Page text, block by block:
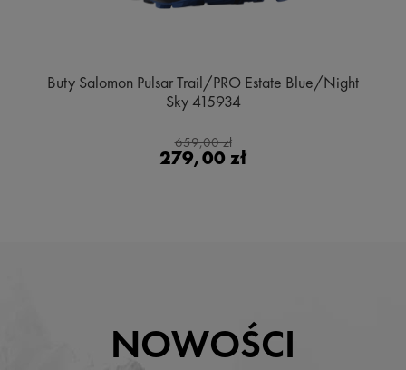
Buty Salomon Pulsar Trail/PRO Estate Blue/Night
Sky 415934
659,00 zł
279,00 zł
NOWOŚCI